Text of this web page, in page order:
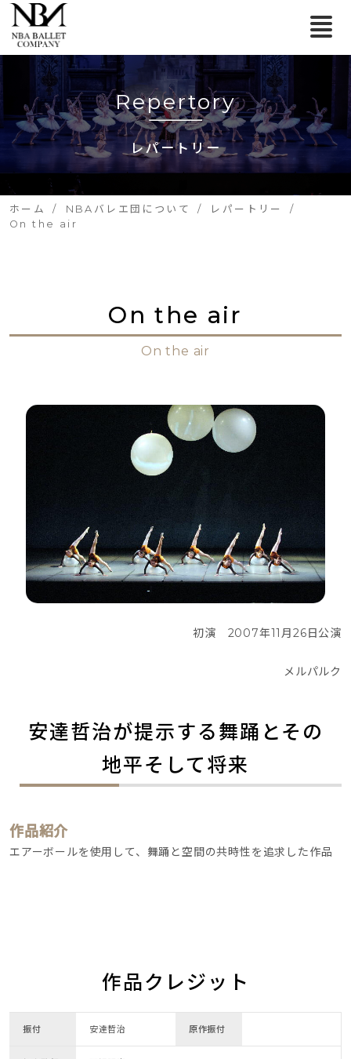
Repertory
レパートリー
ホーム NBAバレエ団について
レパートリー
On the air
On the air
On the air
初演　2007年11月26日公演
メルパルク
安達哲治が提示する舞踊とその
地平そして将来
作品紹介
エアーボールを使用して、舞踊と空間の共時性を追求した作品
作品クレジット
振付 安達哲治 原作振付